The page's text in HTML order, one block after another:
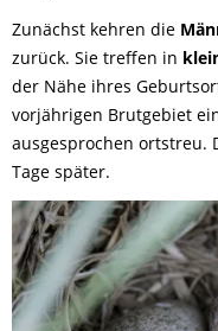
Zunächst kehren die
zurück. Sie treffen in
der Nähe ihres
vorjährigen Brutgebiet
ausgesprochen ortstreu.
Tage später.